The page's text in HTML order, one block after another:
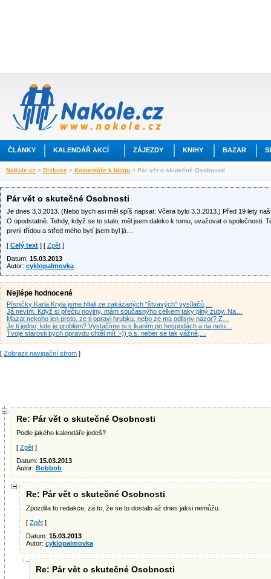
ČLÁNKY KALENDÁŘ AKCÍ ZÁJEZDY KNIHY BAZAR
NaKole.cz > Diskuse > Komentáře k blogu > Pár vět o skutečné Osobnosti
Pár vět o skutečné Osobnosti
Je dnes 3.3.2013. (Nebo bych asi měl spíš napsat: Včera bylo 3.3.2013.) Před 19 lety
O opodstatně. Tehdy, když se to stalo, měl jsem daleko k tomu, uvažovat o společnosti.
první třídou a střed mého bytí jsem byl já…
[ Celý text ] [ Zpět ]
Datum: 15.03.2013
Autor: cyklopalmovka
Nejlépe hodnocené
Písničky Karla Kryla jsme hltali ze zakázaných "štvavých" vysílačů,…
Já nevím. Když si přečtu noviny, mám současnýho celkem taky plný zuby. Na…
Mazat nekoho jen proto, ze ti opravi hrubku, nebo ze ma odlisny nazor? Z…
Je ti jedno, kde je problém? Vystačíme si s lkaním po hospodách a na netu…
Tvoje starosti bych opravdu chtěl mít :-)) p.s. neber se tak vážně,…
[ Zobrazit navigační strom ]
Re: Pár vět o skutečné Osobnosti
Podle jakého kalendáře jedeš?
[ Zpět ]
Datum: 15.03.2013
Autor: Bobbob
Re: Pár vět o skutečné Osobnosti
Zpozdila to redakce, za to, že se to dostalo až dnes jaksi nemůžu.
[ Zpět ]
Datum: 15.03.2013
Autor: cyklopalmovka
Re: Pár vět o skutečné Osobnosti